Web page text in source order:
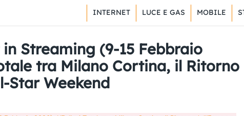
INTERNET LUCE E GAS MOBILE
Streaming (9-15 Febbraio
tra Milano Cortina, il Ritorno
Star Weekend